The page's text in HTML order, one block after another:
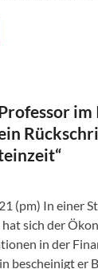
(pm) In einer
sich der
in der
bescheinigt er